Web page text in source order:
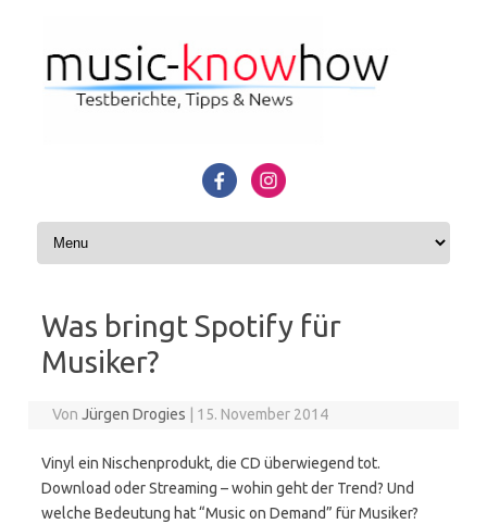
Zum Inhalt springen
Was bringt Spotify für
Musiker?
VonJürgen Drogies 15. November 2014
Vinyl ein Nischenprodukt, die CD überwiegend tot.
Download oder Streaming – wohin geht der Trend? Und
welche Bedeutung hat “Music on Demand” für Musiker?